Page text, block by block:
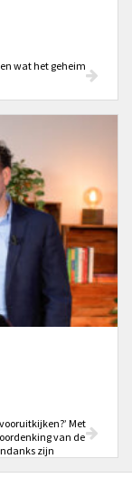
wat het geheim
Met
van de
zijn